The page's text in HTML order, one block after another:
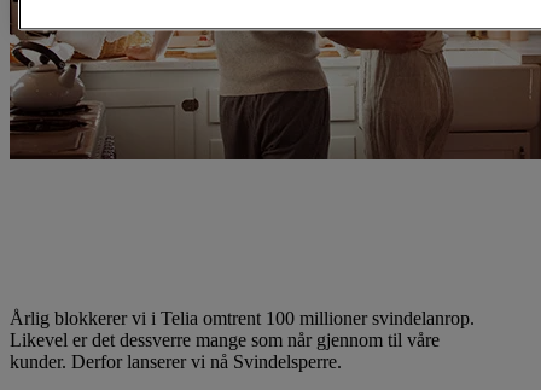
Årlig blokkerer vi i Telia omtrent 100 millioner svindelanrop.
Likevel er det dessverre mange som når gjennom til våre
kunder. Derfor lanserer vi nå Svindelsperre.